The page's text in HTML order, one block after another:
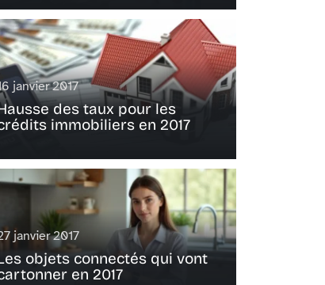
janvier 2017
des taux pour les
immobiliers en 2017
janvier 2017
objets connectés qui vont
en 2017